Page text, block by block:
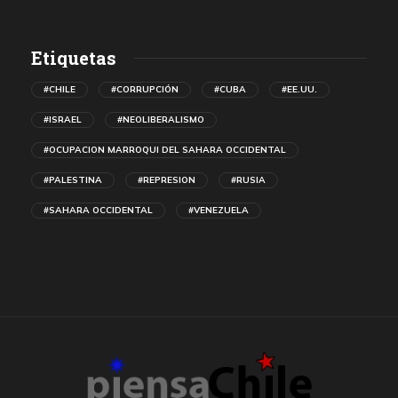
Etiquetas
#CHILE #CORRUPCIÓN #CUBA #EE.UU.
#ISRAEL #NEOLIBERALISMO
#OCUPACION MARROQUI DEL SAHARA OCCIDENTAL
#PALESTINA #REPRESION #RUSIA
#SAHARA OCCIDENTAL #VENEZUELA